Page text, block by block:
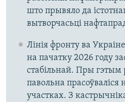
што прывяло да
вытворчасьці
Лінія фронту ва
на пачатку 2026 году
стабільнай. Пры гэтым
павольна прасоўваліся
участках. З